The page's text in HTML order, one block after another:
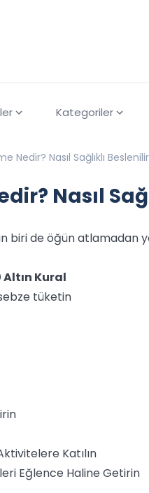
Kategoriler
Nedir? Nasıl Sağlıklı Beslenilir
Nasıl
biri de öğün atlamadan
Altın Kural
tüketin
Katılın
Eğlence Haline Getirin